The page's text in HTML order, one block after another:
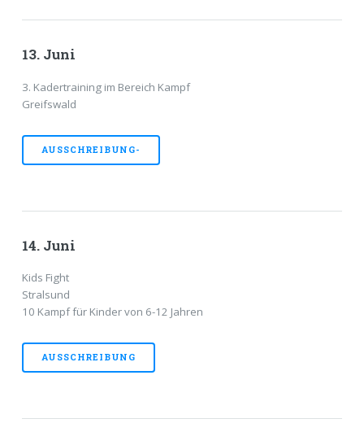
13. Juni
3. Kadertraining im Bereich Kampf
Greifswald
AUSSCHREIBUNG-
14. Juni
Kids Fight
Stralsund
10 Kampf für Kinder von 6-12 Jahren
AUSSCHREIBUNG